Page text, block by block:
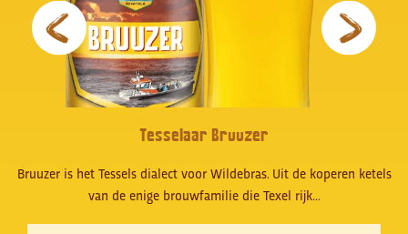
Tesselaar Bruuzer
Bruuzer is het Tessels dialect voor Wildebras. Uit de koperen ketels
van de enige brouwfamilie die Texel rijk…